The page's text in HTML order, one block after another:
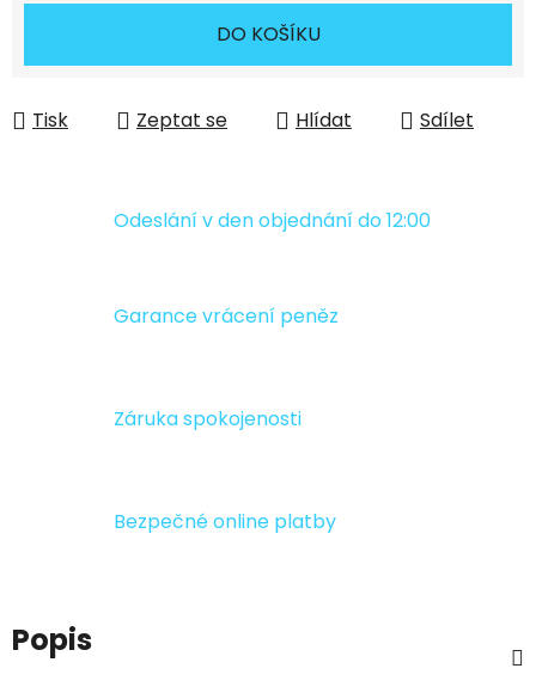
DO KOŠÍKU
Tisk Zeptat se Hlídat Sdílet
Odeslání v den objednání do 12:00
Garance vrácení peněz
Záruka spokojenosti
Bezpečné online platby
Popis